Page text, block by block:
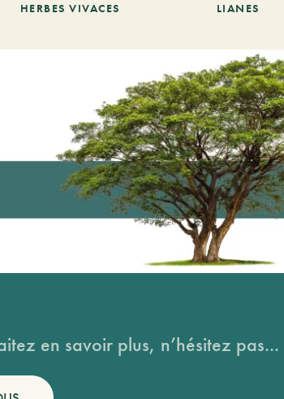
HERBES VIVACES LIANES
en savoir plus, n’hésitez pas...